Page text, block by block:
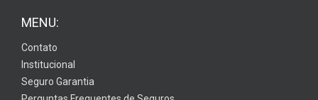
MENU:
Contato
Institucional
Seguro Garantia